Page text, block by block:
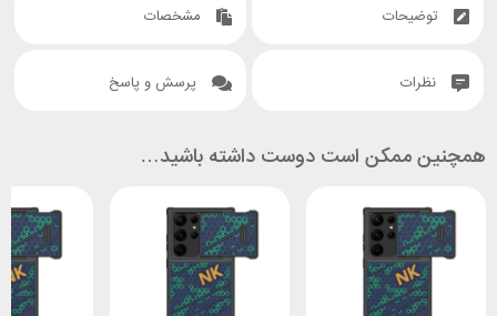
توضیحات مشخصات
نظرات پرسش و پاسخ
همچنین ممکن است دوست داشته باشید…